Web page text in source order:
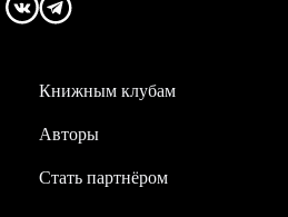
Авторы
Книжным клубам
Стать партнёром